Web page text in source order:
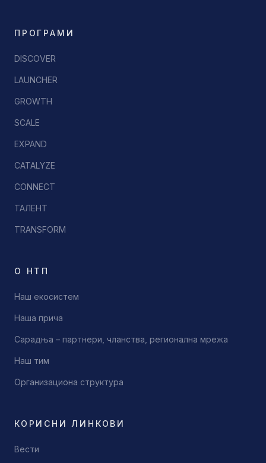
ПРОГРАМИ
DISCOVER
LAUNCHER
GROWTH
SCALE
EXPAND
CATALYZE
CONNECT
ТАЛЕНТ
TRANSFORM
О НТП
Наш екосистем
Наша прича
Сарадња – партнери, чланства, регионална мрежа
Наш тим
Организациона структура
КОРИСНИ ЛИНКОВИ
Вести